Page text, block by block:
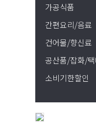
가공식품
간편요리/음료
건어물/향신료
공산품/잡화/
소비기한할인